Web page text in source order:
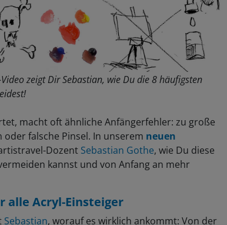
zeigt Dir Sebastian, wie Du die 8 häufigsten
macht oft ähnliche Anfängerfehler: zu große
falsche Pinsel. In unserem
Dozent Sebastian Gothe
, wie Du diese
kannst und von Anfang an mehr
alle Acryl-Einsteiger
Sebastian
, worauf es wirklich ankommt: Von der